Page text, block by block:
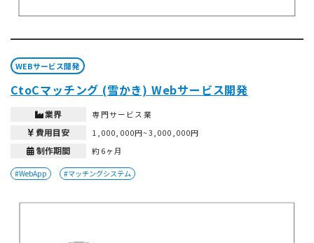
WEBサービス開発
CtoCマッチング (雪かき) Webサービス開発
業界 専門サービス業
費用目安 1,000,000円~3,000,000円
制作期間 約6ヶ月
#WebApp #マッチングシステム